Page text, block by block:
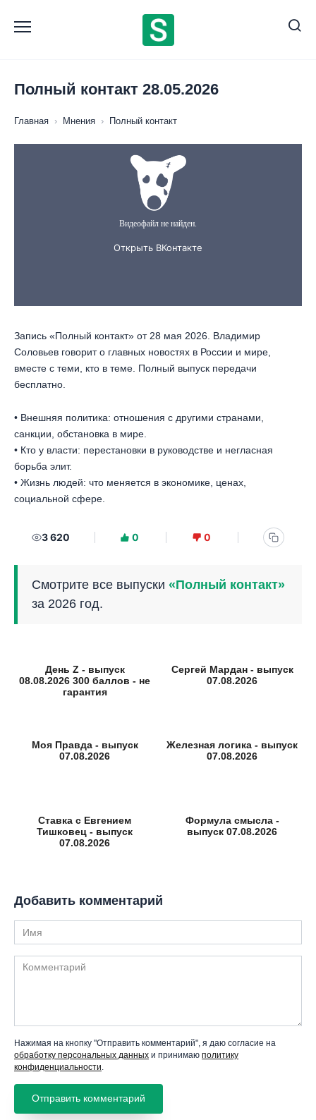
содержанию
Полный контакт 28.05.2026
Главная › Мнения › Полный контакт
Запись «Полный контакт» от 28 мая 2026. Владимир
Соловьев говорит о главных новостях в России и мире,
вместе с теми, кто в теме. Полный выпуск передачи
бесплатно.
• Внешняя политика: отношения с другими странами,
санкции, обстановка в мире.
• Кто у власти: перестановки в руководстве и негласная
борьба элит.
• Жизнь людей: что меняется в экономике, ценах,
социальной сфере.
3 620 0 0
Смотрите все выпуски «Полный контакт»
за 2026 год.
День Z - выпуск
08.08.2026 300 баллов - не
гарантия
Сергей Мардан - выпуск
07.08.2026
Моя Правда - выпуск
07.08.2026
Железная логика - выпуск
07.08.2026
Ставка с Евгением
Тишковец - выпуск
07.08.2026
Формула смысла -
выпуск 07.08.2026
Добавить комментарий
Имя
Комментарий
Нажимая на кнопку "Отправить комментарий", я даю согласие на
обработку персональных данных и принимаю политику
конфиденциальности